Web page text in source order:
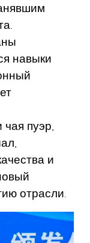
навыки
чая пуэр,
и
отрасли.